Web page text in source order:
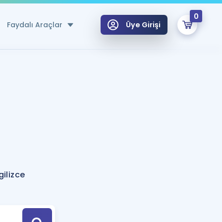
Faydalı Araçlar
Hesaplama Aracı
için Öneriler
Tek Takvimde
Üye Girişi
0